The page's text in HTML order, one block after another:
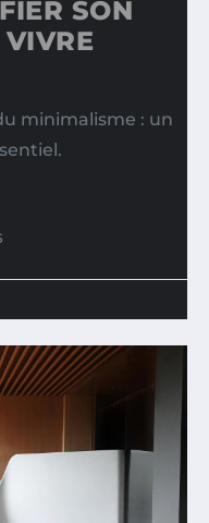
SON
minimalisme : un